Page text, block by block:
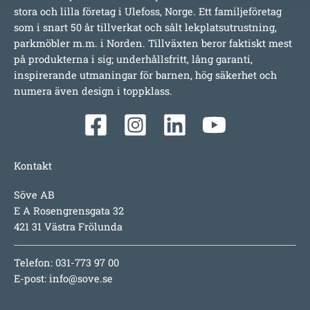
stora och lilla företag i Ulefoss, Norge. Ett familjeföretag
som i snart 50 år tillverkat och sålt lekplatsutrustning,
parkmöbler m.m. i Norden. Tillväxten beror faktiskt mest
på produkterna i sig; underhållsfritt, lång garanti,
inspirerande utmaningar för barnen, hög säkerhet och
numera även design i toppklass.
Kontakt
Söve AB
E A Rosengrensgata 32
421 31 Västra Frölunda
Telefon: 031-773 97 00
E-post: info@sove.se